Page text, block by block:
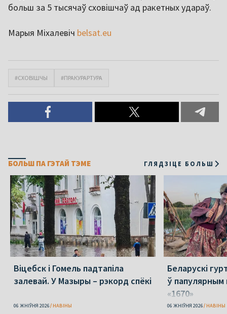
больш за 5 тысячаў сховішчаў ад ракетных удараў.
Марыя Міхалевіч belsat.eu
#СХОВІШЧЫ #ПРАКУРАРТУРА
БОЛЬШ ПА ГЭТАЙ ТЭМЕ ГЛЯДЗІЦЕ БОЛЬШ
Віцебск і Гомель падтапіла
залевай. У Мазыры – рэкорд спёкі
06 ЖНІЎНЯ 2026 НАВІНЫ
Беларускі
ў папулярным
«1670»
06 ЖНІЎНЯ 2026 НАВІНЫ